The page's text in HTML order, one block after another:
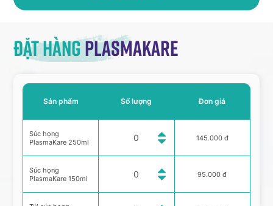
Đặt hàngPlasmakare
Sản phẩm
Súc họng
PlasmaKare 250ml
Súc họng
PlasmaKare 150ml
Số lượng Đơn giá
145.000 đ
95.000 đ